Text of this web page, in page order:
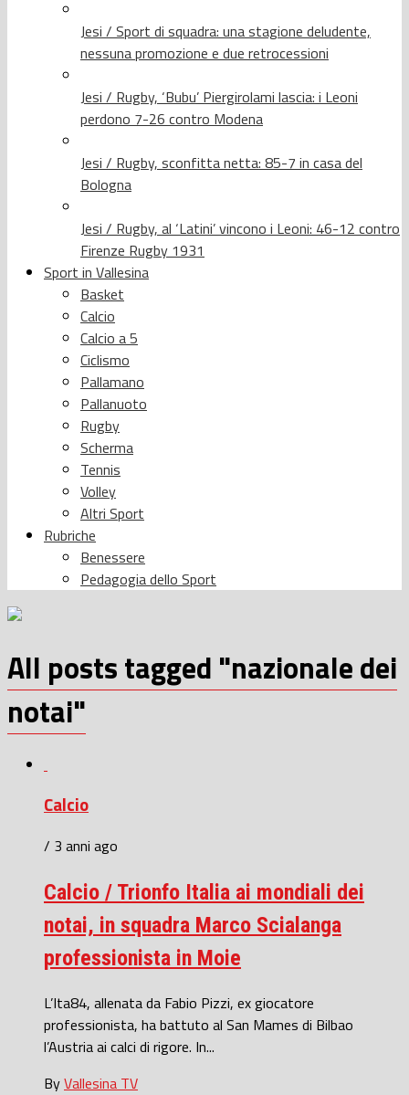
Jesi / Sport di squadra: una stagione deludente,
nessuna promozione e due retrocessioni
Jesi / Rugby, ‘Bubu’ Piergirolami lascia: i Leoni
perdono 7-26 contro Modena
Jesi / Rugby, sconfitta netta: 85-7 in casa del
Bologna
Jesi / Rugby, al ‘Latini’ vincono i Leoni: 46-12 contro
Firenze Rugby 1931
Sport in Vallesina
Basket
Calcio
Calcio a 5
Ciclismo
Pallamano
Pallanuoto
Rugby
Scherma
Tennis
Volley
Altri Sport
Rubriche
Benessere
Pedagogia dello Sport
All posts tagged "nazionale dei
notai"
Calcio
/ 3 anni ago
Calcio / Trionfo Italia ai mondiali dei
notai, in squadra Marco Scialanga
professionista in Moie
L’Ita84, allenata da Fabio Pizzi, ex giocatore
professionista, ha battuto al San Mames di Bilbao
l’Austria ai calci di rigore. In...
ByVallesina TV